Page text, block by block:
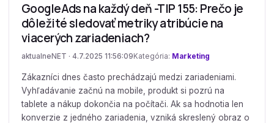
GoogleAds na každý deň -TIP 155: Prečo je
dôležité sledovať metriky atribúcie na
viacerých zariadeniach?
aktualneNET · 4.7.2025 11:56:09 Kategória: Marketing
Zákazníci dnes často prechádzajú medzi zariadeniami.
Vyhľadávanie začnú na mobile, produkt si pozrú na
tablete a nákup dokončia na počítači. Ak sa hodnotia len
konverzie z jedného zariadenia, vzniká skreslený obraz o